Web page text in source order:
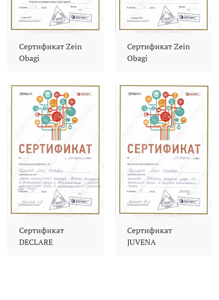
Сертификат Zein
Obagi
Сертификат Zein
Obagi
Сертификат
DECLARE
Сертификат
JUVENA